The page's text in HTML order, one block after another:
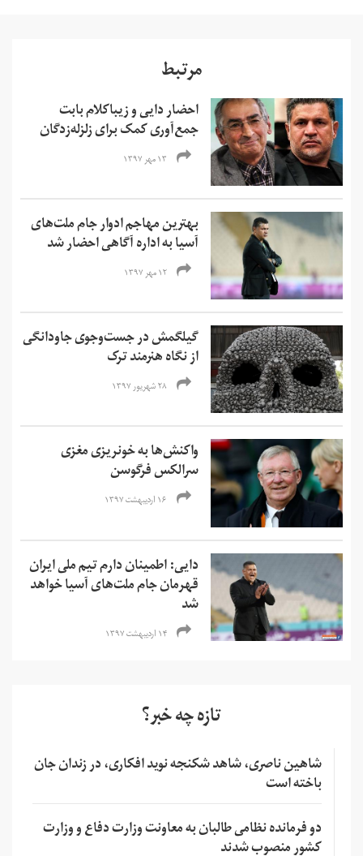
مرتبط
احضار دایی و زیباکلام بابت
جمع‌آوری کمک برای زلزله‌زدگان
۱۳ مهر ۱۳۹۷
بهترین مهاجم ادوار جام ملت‌های
آسیا به اداره آگاهی احضار شد
۱۲ مهر ۱۳۹۷
گیلگمش در جست‌وجوی جاودانگی
از نگاه هنرمند ترک
۲۸ شهریور ۱۳۹۷
واکنش‌ها به خونریزی مغزی
سرالکس فرگوسن
۱۶ اردیبهشت ۱۳۹۷
دایی: اطمینان دارم تیم ملی ایران
قهرمان جام ملت‌های آسیا خواهد
شد
۱۴ اردیبهشت ۱۳۹۷
تازه چه خبر؟
شاهین ناصری، شاهد شکنجه نوید افکاری، در زندان جان
باخته است
دو فرمانده نظامی طالبان به معاونت وزارت دفاع و وزارت
کشور منصوب شدند